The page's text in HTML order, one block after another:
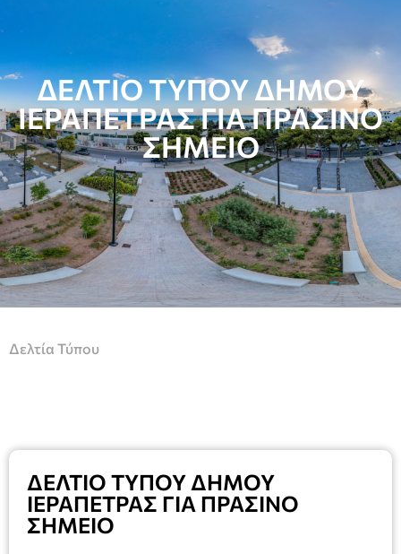
ΔΕΛΤΙΟ ΤΥΠΟΥ ΔΗΜΟΥ
ΙΕΡΑΠΕΤΡΑΣ ΓΙΑ ΠΡΑΣΙΝΟ
ΣΗΜΕΙΟ
Δελτία Τύπου
ΔΕΛΤΙΟ ΤΥΠΟΥ ΔΗΜΟΥ
ΙΕΡΑΠΕΤΡΑΣ ΓΙΑ ΠΡΑΣΙΝΟ
ΣΗΜΕΙΟ